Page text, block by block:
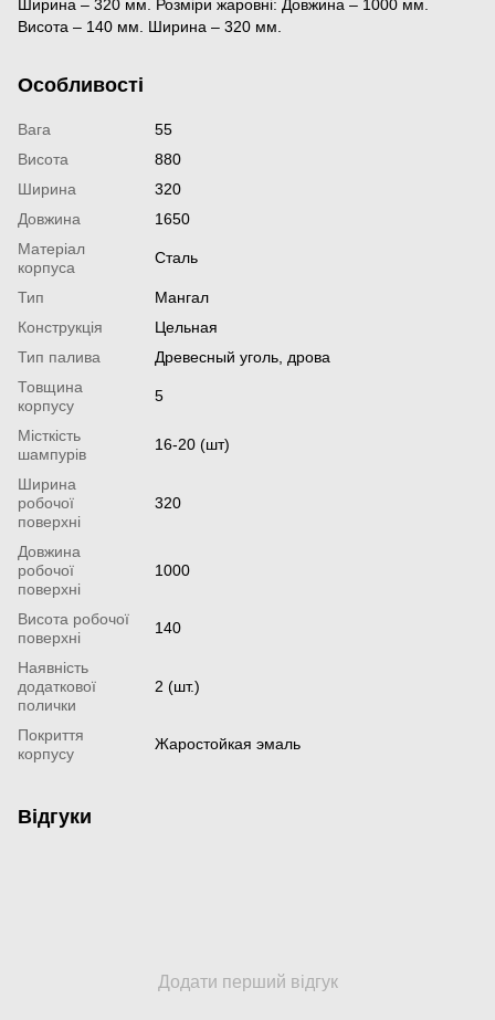
Ширина – 320 мм. Розміри жаровні: Довжина – 1000 мм.
Висота – 140 мм. Ширина – 320 мм.
Особливості
Вага
55
Висота
880
Ширина
320
Довжина
1650
Матеріал
корпуса
Сталь
Тип
Мангал
Конструкція
Цельная
Тип палива
Древесный уголь, дрова
Товщина
корпусу
5
Місткість
шампурів
16-20 (шт)
Ширина
робочої
поверхні
320
Довжина
робочої
поверхні
1000
Висота робочої
поверхні
140
Наявність
додаткової
полички
2 (шт.)
Покриття
корпусу
Жаростойкая эмаль
Відгуки
Додати перший відгук